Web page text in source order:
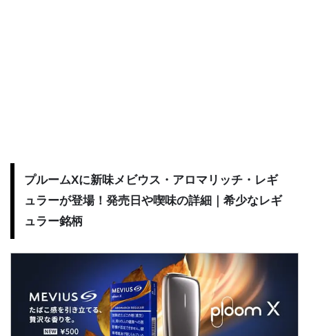
プルームXに新味メビウス・アロマリッチ・レギ
ュラーが登場！発売日や喫味の詳細｜希少なレギ
ュラー銘柄